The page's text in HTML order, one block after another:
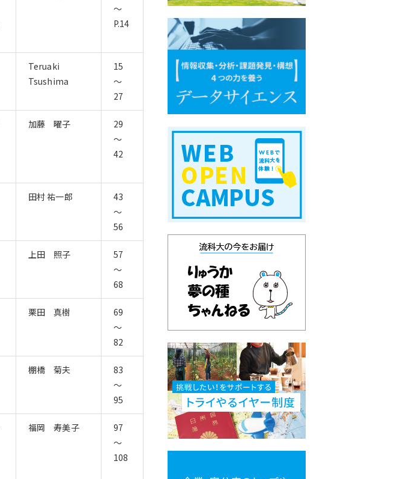
～
P.14
Teruaki
Tsushima
15
～
27
加藤 曜子
29
～
42
田村 祐一郎
43
～
56
上田 照子
57
～
68
栗田 真樹
69
～
82
棚橋 菊夫
83
～
95
福岡 寿美子
97
～
108
デ
ー
タ
サ
W
パ
ス
り
挑
戦
し
た
い！
を
サ
ポ
ー
ト
す
る
企